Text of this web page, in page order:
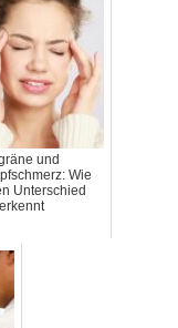
und
Wie
Unterschied
erkennt